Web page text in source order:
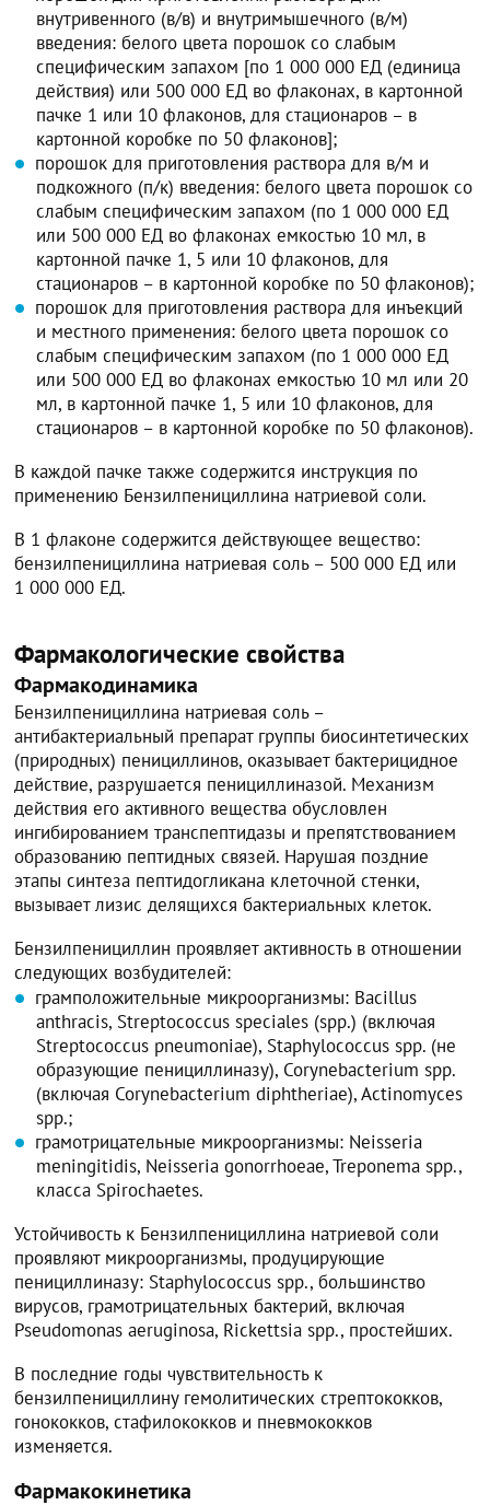
внутривенного (в/в) и внутримышечного (в/м)
введения: белого цвета порошок со слабым
специфическим запахом [по 1 000 000 ЕД (единица
действия) или 500 000 ЕД во флаконах, в картонной
пачке 1 или 10 флаконов, для стационаров – в
картонной коробке по 50 флаконов];
порошок для приготовления раствора для в/м и
подкожного (п/к) введения: белого цвета порошок со
слабым специфическим запахом (по 1 000 000 ЕД
или 500 000 ЕД во флаконах емкостью 10 мл, в
картонной пачке 1, 5 или 10 флаконов, для
стационаров – в картонной коробке по 50 флаконов);
порошок для приготовления раствора для инъекций
и местного применения: белого цвета порошок со
слабым специфическим запахом (по 1 000 000 ЕД
или 500 000 ЕД во флаконах емкостью 10 мл или 20
мл, в картонной пачке 1, 5 или 10 флаконов, для
стационаров – в картонной коробке по 50 флаконов).
В каждой пачке также содержится инструкция по
применению Бензилпенициллина натриевой соли.
В 1 флаконе содержится действующее вещество:
бензилпенициллина натриевая соль – 500 000 ЕД или
1 000 000 ЕД.
Фармакологические свойства
Фармакодинамика
Бензилпенициллина натриевая соль –
антибактериальный препарат группы биосинтетических
(природных) пенициллинов, оказывает бактерицидное
действие, разрушается пенициллиназой. Механизм
действия его активного вещества обусловлен
ингибированием транспептидазы и препятствованием
образованию пептидных связей. Нарушая поздние
этапы синтеза пептидогликана клеточной стенки,
вызывает лизис делящихся бактериальных клеток.
Бензилпенициллин проявляет активность в отношении
следующих возбудителей:
грамположительные микроорганизмы: Bacillus
anthracis, Streptococcus speciales (spp.) (включая
Streptococcus pneumoniae), Staphylococcus spp. (не
образующие пенициллиназу), Corynebacterium spp.
(включая Corynebacterium diphtheriae), Actinomyces
spp.;
грамотрицательные микроорганизмы: Neisseria
meningitidis, Neisseria gonorrhoeae, Treponema spp.,
класса Spirochaetes.
Устойчивость к Бензилпенициллина натриевой соли
проявляют микроорганизмы, продуцирующие
пенициллиназу: Staphylococcus spp., большинство
вирусов, грамотрицательных бактерий, включая
Pseudomonas aeruginosa, Rickettsia spp., простейших.
В последние годы чувствительность к
бензилпенициллину гемолитических стрептококков,
гонококков, стафилококков и пневмококков
изменяется.
Фармакокинетика